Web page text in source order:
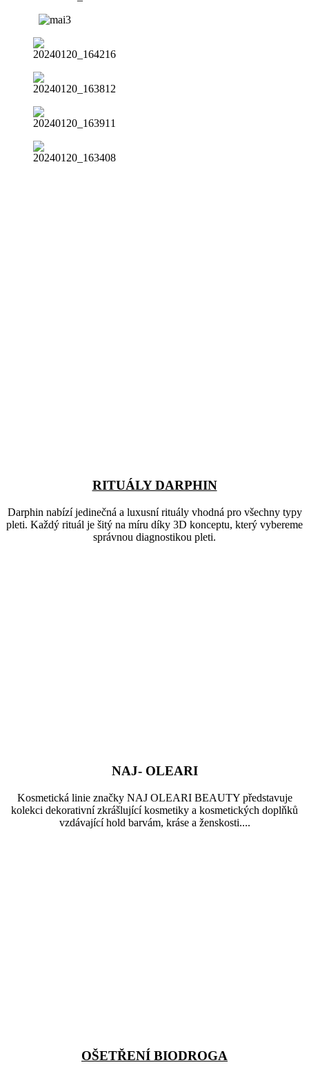
RITUÁLY DARPHIN
Darphin nabízí jedinečná a luxusní rituály vhodná pro všechny typy
pleti. Každý rituál je šitý na míru díky 3D konceptu, který vybereme
správnou diagnostikou pleti.
NAJ- OLEARI
Kosmetická linie značky NAJ OLEARI BEAUTY představuje
kolekci dekorativní zkrášlující kosmetiky a kosmetických doplňků
vzdávající hold barvám, kráse a ženskosti....
OŠETŘENÍ BIODROGA